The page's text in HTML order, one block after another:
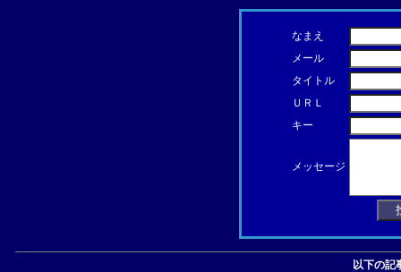
なまえ
メール
タイトル
ＵＲＬ
キー
メッセージ
以下の記